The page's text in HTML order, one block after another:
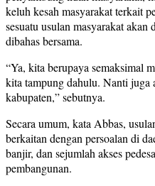
keluh kesah masyarakat terkait
sesuatu usulan masyarakat
dibahas bersama.
“Ya, kita berupaya semaksimal
kita tampung dahulu. Nanti juga
kabupaten,” sebutnya.
Secara umum, kata Abbas,
berkaitan dengan persoalan di
banjir, dan sejumlah akses
pembangunan.